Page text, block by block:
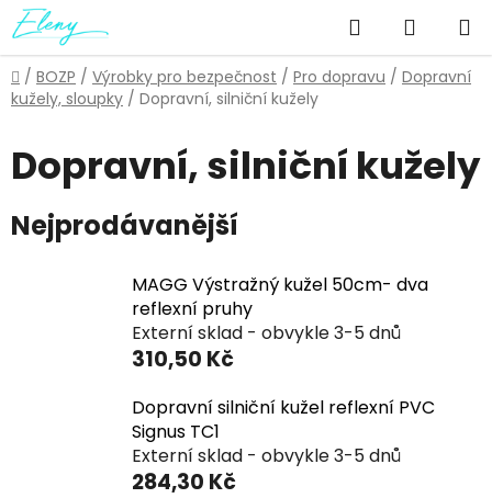
Přejít
na
obsah
Hledat
KOŠÍK
Domů
/ BOZP / Výrobky pro bezpečnost / Pro dopravu / Dopravní
kužely, sloupky / Dopravní, silniční kužely
Dopravní, silniční kužely
Nejprodávanější
MAGG Výstražný kužel 50cm- dva
reflexní pruhy
Externí sklad - obvykle 3-5 dnů
310,50 Kč
Dopravní silniční kužel reflexní PVC
Signus TC1
Externí sklad - obvykle 3-5 dnů
284,30 Kč